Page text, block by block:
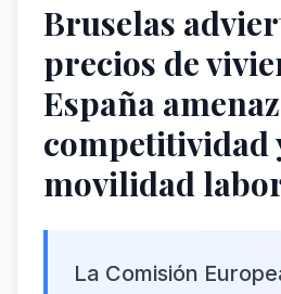
Bruselas
precios de
España
competitividad
movilidad
La Comisión